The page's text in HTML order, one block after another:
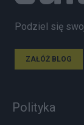
Podziel się
ZAŁÓŻ BLOG
Polityka